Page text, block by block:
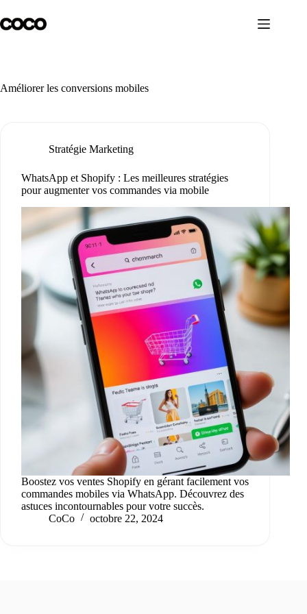
au
contenu
Améliorer les conversions mobiles
Stratégie Marketing
WhatsApp et Shopify : Les meilleures stratégies
pour augmenter vos commandes via mobile
Boostez vos ventes Shopify en gérant facilement vos
commandes mobiles via WhatsApp. Découvrez des
astuces incontournables pour votre succès.
CoCo
octobre 22, 2024